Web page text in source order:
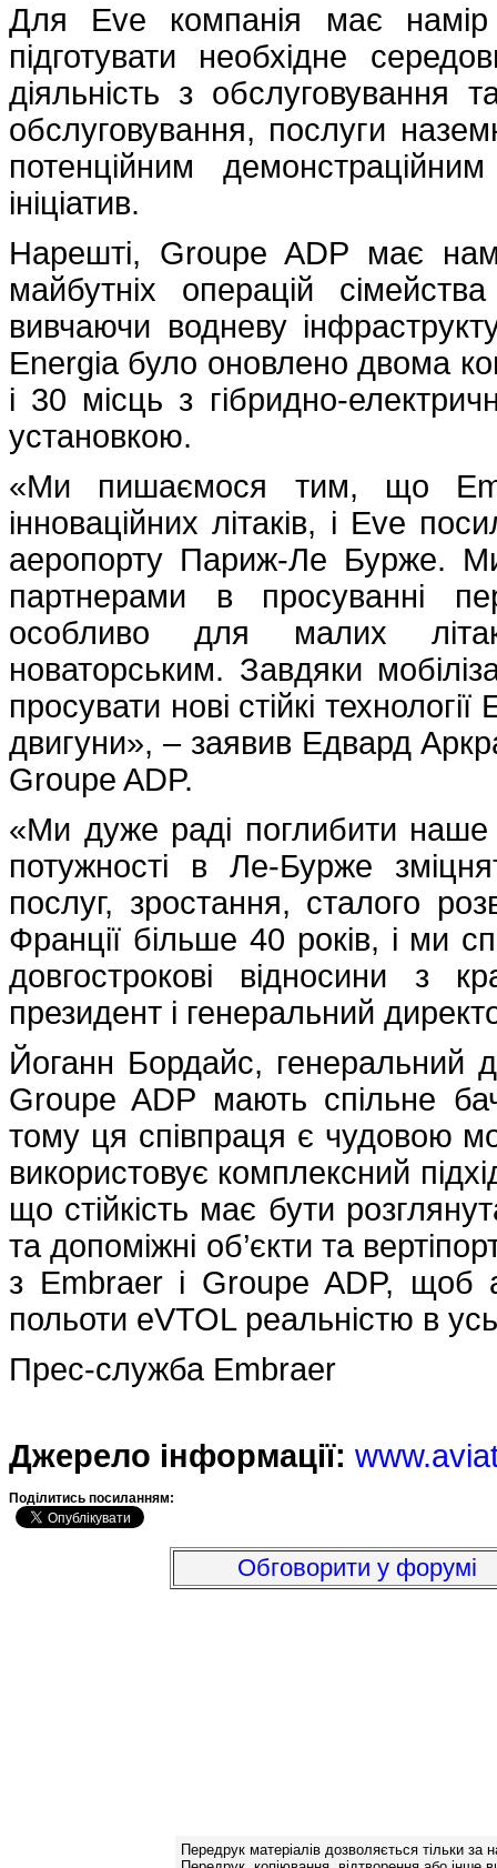
Для Eve компанія має
підготувати необхідне
діяльність з обслуговування
обслуговування, послуги
потенційним
ініціатив.
Нарешті, Groupe ADP має
майбутніх операцій
вивчаючи водневу
Energia було оновлено двома
і 30 місць з гібридно-
установкою.
«Ми пишаємося тим, що
інноваційних літаків, і Eve
аеропорту Париж-Ле Бурже.
партнерами в просуванні
особливо для малих
новаторським. Завдяки
просувати нові стійкі
двигуни», – заявив Едвард
Groupe ADP.
«Ми дуже раді поглибити наше
потужності в Ле-Бурже
послуг, зростання, сталого
Франції більше 40 років, і ми
довгострокові відносини з
президент і генеральний
Йоганн Бордайс, генеральний
Groupe ADP мають спільне
тому ця співпраця є чудовою
використовує комплексний
що стійкість має бути
та допоміжні об’єкти та
з Embraer і Groupe ADP, щоб
польоти eVTOL реальністю в
Прес-служба Embraer
Джерело інформації:
Подiлитись посиланням:
Обговорити у форумі
Передрук матеріалів дозволяється тільки за